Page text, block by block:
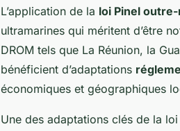
L’application de la loi Pinel
ultramarines qui méritent d’être
DROM tels que La Réunion, la
bénéficient d’adaptations
économiques et géographiques
Une des adaptations clés de la